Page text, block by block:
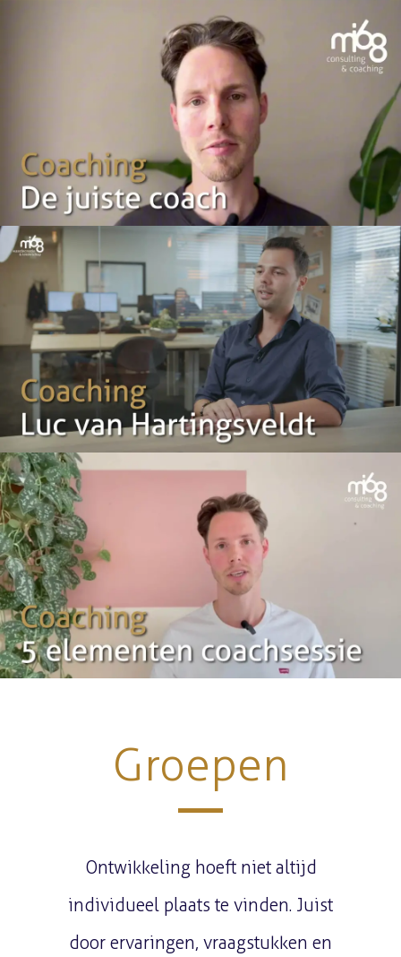
Groepen
Ontwikkeling hoeft niet altijd
individueel plaats te vinden. Juist
door ervaringen, vraagstukken en